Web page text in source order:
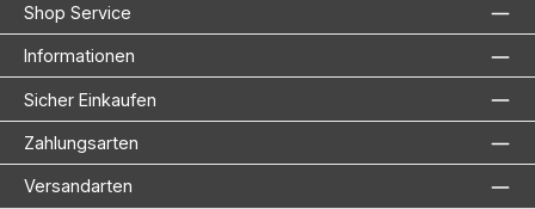
Shop Service
Informationen
Sicher Einkaufen
Zahlungsarten
Versandarten